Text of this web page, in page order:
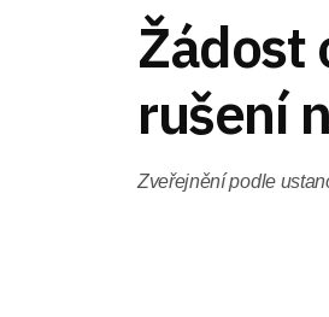
Žádost
rušení
Zveřejnění podle